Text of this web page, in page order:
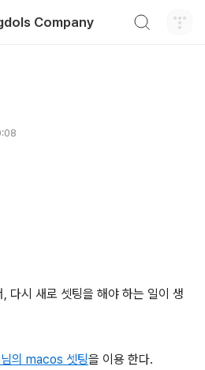
Company
다시 새로 셋팅을 해야 하는 일이 생
의 macos 셋팅을 이용 한다.